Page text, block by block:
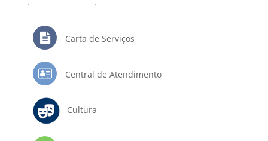
Carta de Serviços
Central de Atendimento
Cultura